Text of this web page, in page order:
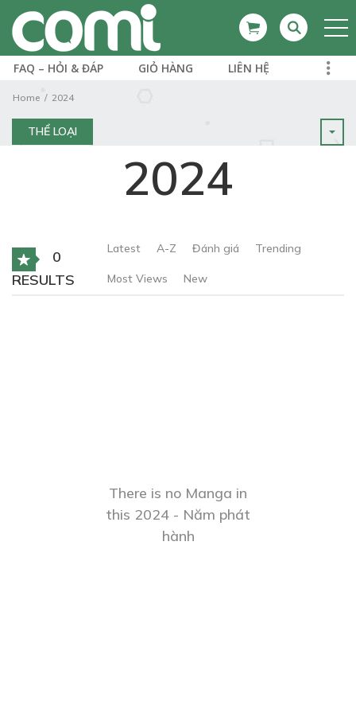
FAQ – HỎI & ĐÁP GIỎ HÀNG LIÊN HỆ
Home 2024
THỂ LOẠI
2024
0
RESULTS
Latest A-Z Đánh giá Trending
Most Views New
There is no Manga in
this 2024 - Năm phát
hành